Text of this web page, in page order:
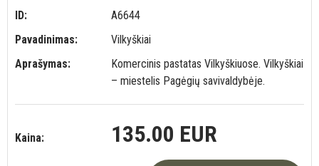
ID:
A6644
Pavadinimas:
Vilkyškiai
Aprašymas:
Komercinis pastatas Vilkyškiuose. Vilkyškiai
– miestelis Pagėgių savivaldybėje.
Kaina: 135.00 EUR